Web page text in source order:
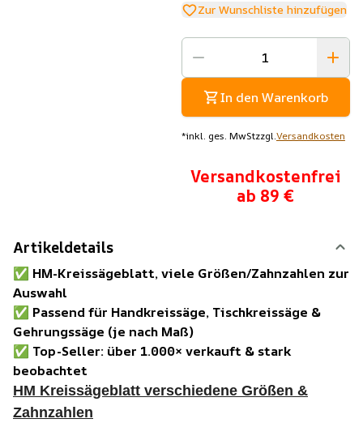
Zur Wunschliste hinzufügen
In den Warenkorb
*inkl. ges. MwStzzgl.Versandkosten
Versandkostenfrei
ab 89 €
Artikeldetails
✅ HM-Kreissägeblatt, viele Größen/Zahnzahlen zur
Auswahl
✅ Passend für Handkreissäge, Tischkreissäge &
Gehrungssäge (je nach Maß)
✅ Top-Seller: über 1.000× verkauft & stark
beobachtet
HM Kreissägeblatt verschiedene Größen &
Zahnzahlen